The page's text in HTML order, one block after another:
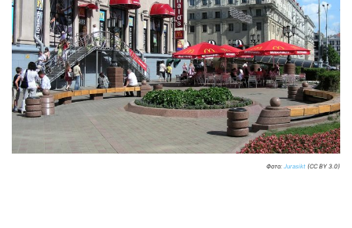
Фото: Jurasikt (CC BY 3.0)